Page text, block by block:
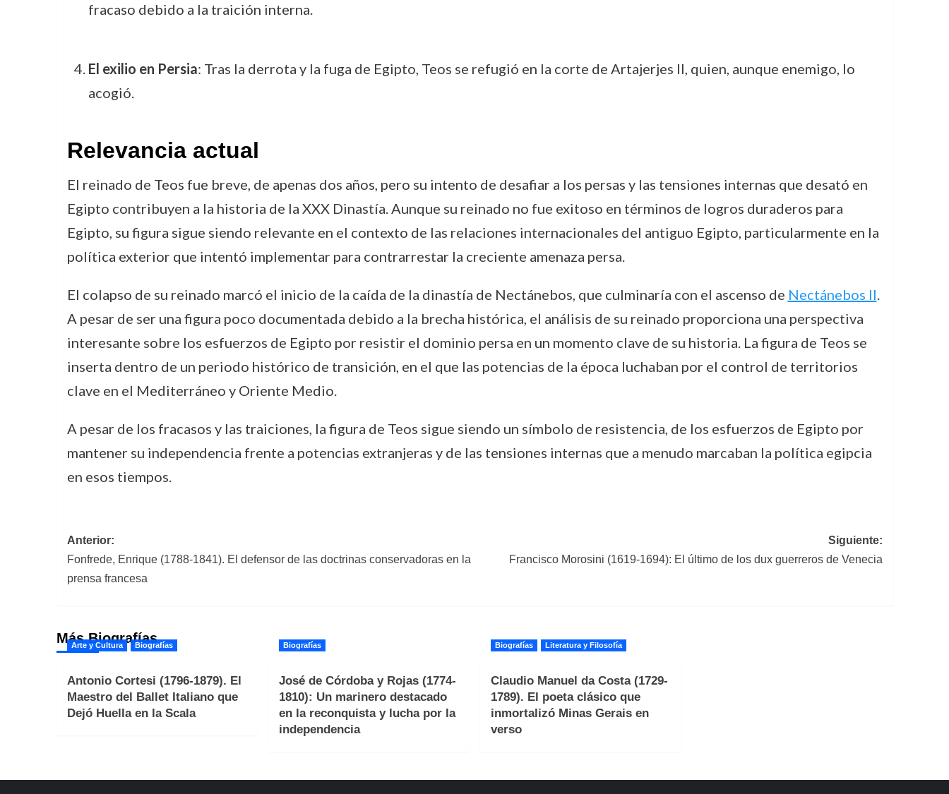
fracaso debido a la traición interna.
El exilio en Persia: Tras la derrota y la fuga de Egipto, Teos se refugió en la corte de Artajerjes II, quien, aunque enemigo, lo
acogió.
Relevancia actual
El reinado de Teos fue breve, de apenas dos años, pero su intento de desafiar a los persas y las tensiones internas que desató en
Egipto contribuyen a la historia de la XXX Dinastía. Aunque su reinado no fue exitoso en términos de logros duraderos para
Egipto, su figura sigue siendo relevante en el contexto de las relaciones internacionales del antiguo Egipto, particularmente en la
política exterior que intentó implementar para contrarrestar la creciente amenaza persa.
El colapso de su reinado marcó el inicio de la caída de la dinastía de Nectánebos, que culminaría con el ascenso de Nectánebos II.
A pesar de ser una figura poco documentada debido a la brecha histórica, el análisis de su reinado proporciona una perspectiva
interesante sobre los esfuerzos de Egipto por resistir el dominio persa en un momento clave de su historia. La figura de Teos se
inserta dentro de un periodo histórico de transición, en el que las potencias de la época luchaban por el control de territorios
clave en el Mediterráneo y Oriente Medio.
A pesar de los fracasos y las traiciones, la figura de Teos sigue siendo un símbolo de resistencia, de los esfuerzos de Egipto por
mantener su independencia frente a potencias extranjeras y de las tensiones internas que a menudo marcaban la política egipcia
en esos tiempos.
Navegación
de
Anterior:
Fonfrede, Enrique (1788-1841). El defensor de las doctrinas conservadoras en la
prensa francesa
Siguiente:
Francisco Morosini (1619-1694): El último de los dux guerreros de Venecia
Más Biografías
Arte y Cultura Biografías
Antonio Cortesi (1796-1879). El
Maestro del Ballet Italiano que
Dejó Huella en la Scala
Biografías
José de Córdoba y Rojas (1774-
1810): Un marinero destacado
en la reconquista y lucha por la
independencia
Biografías Literatura y Filosofía
Claudio Manuel da Costa (1729-
1789). El poeta clásico que
inmortalizó Minas Gerais en
verso